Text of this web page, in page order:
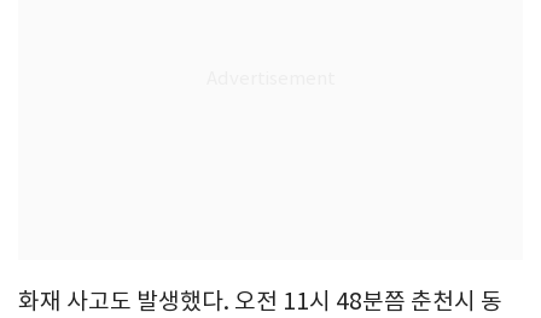
화재 사고도 발생했다. 오전 11시 48분쯤 춘천시 동